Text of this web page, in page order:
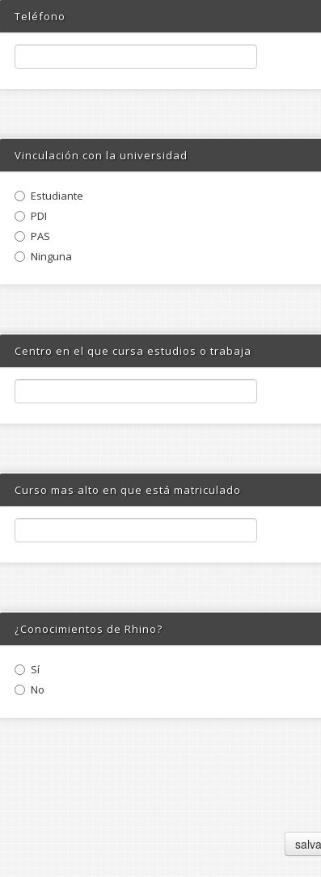
Teléfono
Vinculación con la universidad
Estudiante
PDI
PAS
Ninguna
Centro en el que cursa estudios o trabaja
Curso mas alto en que está matriculado
¿Conocimientos de Rhino?
Sí
No